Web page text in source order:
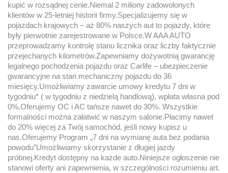
kupić w rozsądnej cenie.Niemal 2 miliony zadowolonych
klientów w 25-letniej historii firmy.Specjalizujemy się w
pojazdach krajowych – aż 80% naszych aut to pojazdy, które
były pierwotnie zarejestrowane w Polsce.W AAA AUTO
przeprowadzamy kontrolę stanu licznika oraz liczby faktycznie
przejechanych kilometrów.Zapewniamy dożywotnią gwarancję
legalnego pochodzenia pojazdu oraz Carlife – ubezpieczenie
gwarancyjne na stan mechaniczny pojazdu do 36
miesięcy.Umożliwiamy zawarcie umowy kredytu 7 dni w
tygodniu* ( w tygodniu z niedzielą handlową), wpłata własna pod
0%.Oferujemy OC i AC tańsze nawet do 30%. Wszystkie
formalności można załatwić w naszym salonie.Płacimy nawet
do 20% więcej za Twój samochód, jeśli nowy kupisz u
nas.Oferujemy Program „7 dni na wymianę auta bez podania
powodu”Umożliwiamy skorzystanie z długiej jazdy
próbnej.Kredyt dostępny na każde auto.Niniejsze ogłoszenie nie
stanowi oferty ani zapewnienia, w szczególności rozumieniu art.